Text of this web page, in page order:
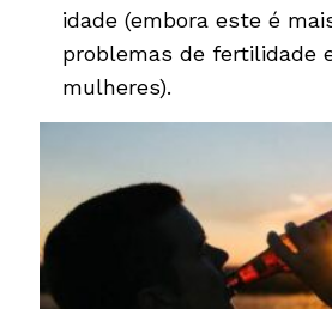
idade (embora este é
problemas de fertilidade
mulheres).